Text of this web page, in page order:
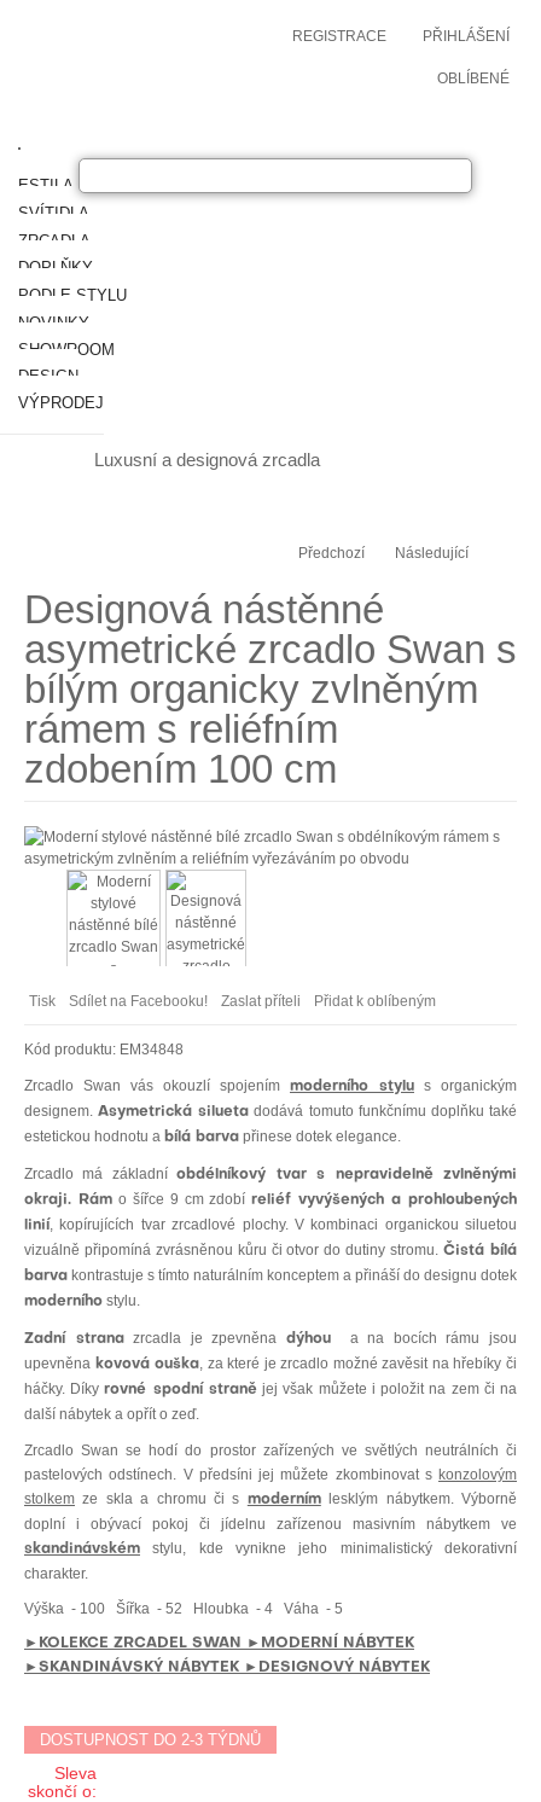
PŘIHLÁŠENÍ
REGISTRACE
OBLÍBENÉ
ESTILA NÁBYTEK
SVÍTIDLA
ZRCADLA
DOPLŇKY
PODLE STYLU
NOVINKY
SHOWROOM
DESIGN
VÝPRODEJ
Luxusní a designová zrcadla
Předchozí Následující
Designová nástěnné
asymetrické zrcadlo Swan s
bílým organicky zvlněným
rámem s reliéfním
zdobením 100 cm
Tisk Sdílet na Facebooku! Zaslat příteli Přidat k oblíbeným
Kód produktu: EM34848
Zrcadlo Swan vás okouzlí spojením moderního stylu s organickým
designem.Asymetrická silueta dodává tomuto funkčnímu doplňku také
estetickou hodnotu a bílá barva přinese dotek elegance.
Zrcadlo má základníobdélníkový tvar s nepravidelně zvlněnými
okraji. Rámo šířce 9 cm zdobíreliéf vyvýšených a prohloubených
linií, kopírujících tvar zrcadlové plochy. V kombinaci organickou siluetou
vizuálně připomíná zvrásněnou kůru či otvor do dutiny stromu.Čistá bílá
barva kontrastuje s tímto naturálním konceptem a přináší do designu dotek
moderního stylu.
Zadní stranazrcadla je zpevněna dýhou
a na bocích rámu jsou
upevněna kovová ouška, za které je zrcadlo možné zavěsit na hřebíky či
háčky. Díkyrovné spodní stranějej však můžete i položit na zem či na
další nábytek a opřít o zeď.
Zrcadlo Swan se hodí do prostor zařízených ve světlých neutrálních či
pastelových odstínech. V předsíni jej můžete zkombinovat s konzolovým
stolkem ze skla a chromu či s modernímlesklým nábytkem. Výborně
doplní i obývací pokoj či jídelnu zařízenou masivním nábytkem ve
skandinávském stylu, kde vynikne jeho minimalistický dekorativní
charakter.
Výška - 100 Šířka - 52 Hloubka - 4 Váha - 5
►KOLEKCE ZRCADEL SWAN
►MODERNÍ NÁBYTEK
►SKANDINÁVSKÝ NÁBYTEK ►DESIGNOVÝ NÁBYTEK
DOSTUPNOST DO 2-3 TÝDNŮ
Sleva
skončí o: